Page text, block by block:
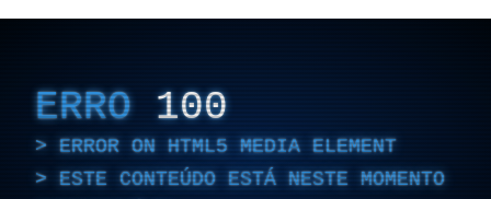
ERRO 100
ERROR ON HTML5 MEDIA ELEMENT
ESTE CONTEÚDO ESTÁ NESTE MOMENTO